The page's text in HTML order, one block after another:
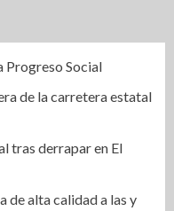
Progreso Social
de la carretera estatal
tras derrapar en El
de alta calidad a las y